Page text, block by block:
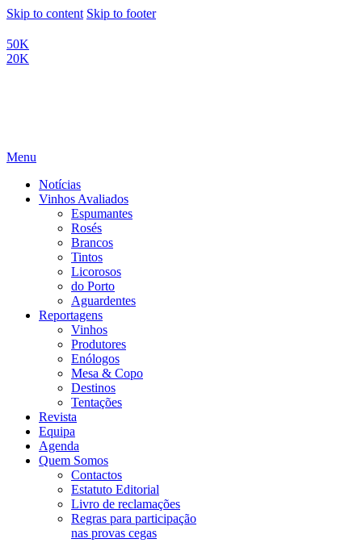
Skip to content Skip to footer
50K
20K
Menu
Notícias
Vinhos Avaliados
Espumantes
Rosés
Brancos
Tintos
Licorosos
do Porto
Aguardentes
Reportagens
Vinhos
Produtores
Enólogos
Mesa & Copo
Destinos
Tentações
Revista
Equipa
Agenda
Quem Somos
Contactos
Estatuto Editorial
Livro de reclamações
Regras para participação
nas provas cegas